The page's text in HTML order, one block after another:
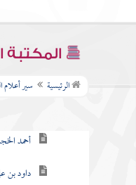
المكتبة
الرئيسية سير أعلام
الطبقة الثالثة
الطبقة
الطبقة
أحمد
داود بن